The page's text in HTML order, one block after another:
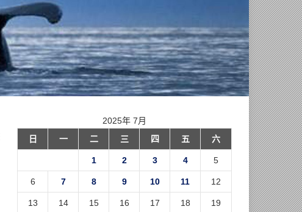
2025年 7月
日
一 二 三 四 五 六
1 2 3 4 5
6 7 8 9 10 11 12
13 14 15 16 17 18 19